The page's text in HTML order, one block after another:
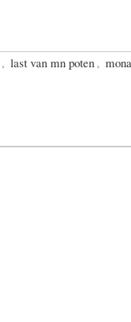
, last van mn poten ,